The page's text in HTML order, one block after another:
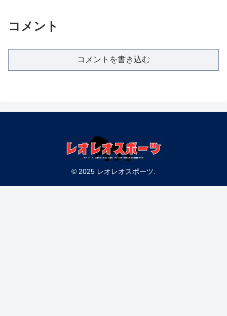
コメント
コメントを書き込む
© 2025 レオレオスポーツ.